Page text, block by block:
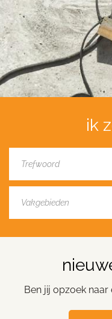
ik
Vakgebieden
Ben jij opzoek